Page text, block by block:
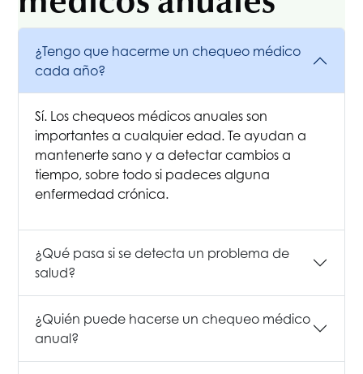
¿Tengo que hacerme un chequeo médico
cada año?
Sí. Los chequeos médicos anuales son
importantes a cualquier edad. Te ayudan a
mantenerte sano y a detectar cambios a
tiempo, sobre todo si padeces alguna
enfermedad crónica.
¿Qué pasa si se detecta un problema de
salud?
¿Quién puede hacerse un chequeo médico
anual?